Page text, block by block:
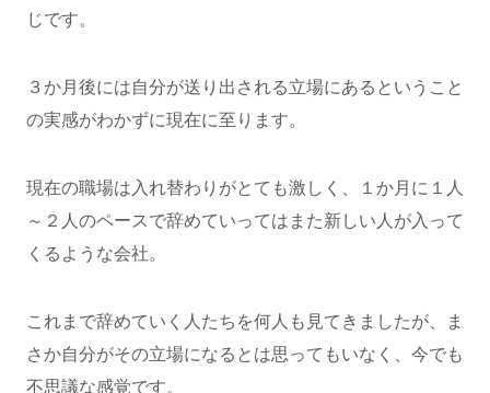
じです。
３か月後には自分が送り出される立場にあるということ
の実感がわかずに現在に至ります。
現在の職場は入れ替わりがとても激しく、１か月に１人
～２人のペースで辞めていってはまた新しい人が入って
くるような会社。
これまで辞めていく人たちを何人も見てきましたが、ま
さか自分がその立場になるとは思ってもいなく、今でも
不思議な感覚です。